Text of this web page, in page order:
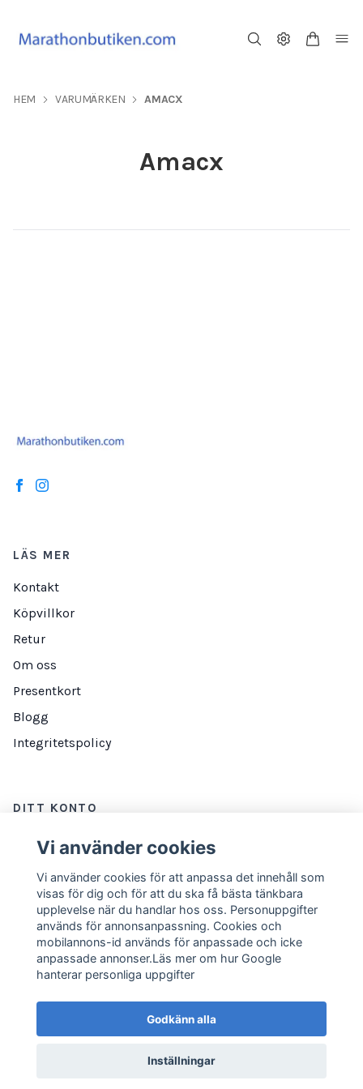
HEM VARUMÄRKEN AMACX
Amacx
LÄS MER
Kontakt
Köpvillkor
Retur
Om oss
Presentkort
Blogg
Integritetspolicy
DITT KONTO
Logga in
NYHETSBREV
E-postadress
Prenumerera
© 2026 Marathonbutiken
Vi använder cookies
Vi använder cookies för att anpassa det innehåll som
visas för dig och för att du ska få bästa tänkbara
upplevelse när du handlar hos oss. Personuppgifter
används för annonsanpassning. Cookies och
mobilannons-id används för anpassade och icke
anpassade annonser.Läs mer om hur Google
hanterar personliga uppgifter
Godkänn alla
Inställningar